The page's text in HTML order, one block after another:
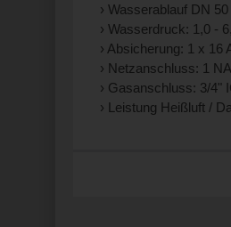
› Wasserablauf DN 50
› Wasserdruck: 1,0 -
› Absicherung: 1 x 16
› Netzanschluss: 1
› Gasanschluss: 3/4"
› Leistung Heißluft /